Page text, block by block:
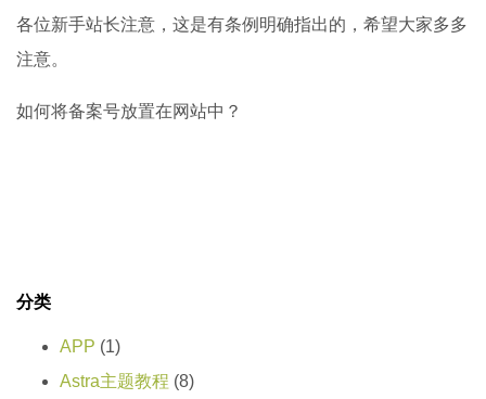
各位新手站长注意，这是有条例明确指出的，希望大家多多
注意。
如何将备案号放置在网站中？
分类
APP (1)
Astra主题教程 (8)